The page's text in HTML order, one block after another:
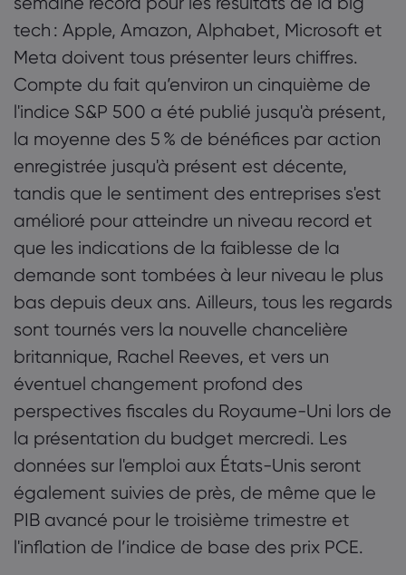
tech : Apple, Amazon, Alphabet, Microsoft et
Meta doivent tous présenter leurs chiffres.
Compte du fait qu’environ un cinquième de
l'indice S&P 500 a été publié jusqu'à présent,
la moyenne des 5 % de bénéfices par action
enregistrée jusqu'à présent est décente,
tandis que le sentiment des entreprises s'est
amélioré pour atteindre un niveau record et
que les indications de la faiblesse de la
demande sont tombées à leur niveau le plus
bas depuis deux ans. Ailleurs, tous les regards
sont tournés vers la nouvelle chancelière
britannique, Rachel Reeves, et vers un
éventuel changement profond des
perspectives fiscales du Royaume-Uni lors de
la présentation du budget mercredi. Les
données sur l'emploi aux États-Unis seront
également suivies de près, de même que le
PIB avancé pour le troisième trimestre et
l'inflation de l’indice de base des prix PCE.